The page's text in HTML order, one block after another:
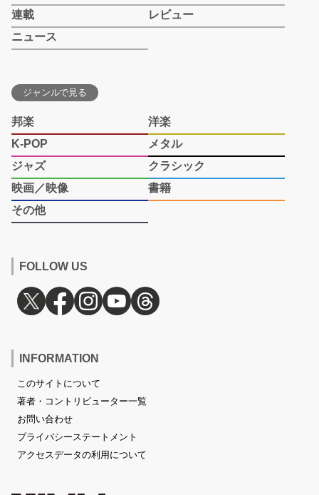
連載
レビュー
ニュース
ジャンルで見る
邦楽
洋楽
K-POP
メタル
ジャズ
クラシック
映画／映像
書籍
その他
FOLLOW US
INFORMATION
このサイトについて
著者・コントリビューター一覧
お問い合わせ
プライバシーステートメント
アクセスデータの利用について